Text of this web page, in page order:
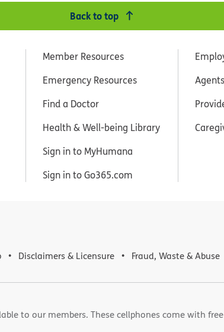
Back to top
Member Resources
Emergency Resources
Find a Doctor
Health & Well-being Library
Sign in to MyHumana
Sign in to Go365.com
Disclaimers & Licensure Fraud, Waste & Abuse
to our members. These cellphones come with